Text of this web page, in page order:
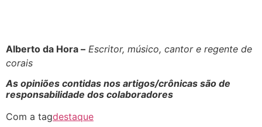
Alberto da Hora – Escritor, músico, cantor e regente de
corais
As opiniões contidas nos artigos/crônicas são de
responsabilidade dos colaboradores
Com a tagdestaque